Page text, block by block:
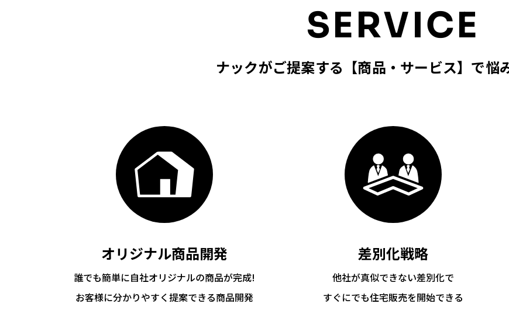
SERVICE
ナックがご提案する【商品・サービス】で悩
オリジナル商品開発
誰でも簡単に自社オリジナルの商品が完成!
お客様に分かりやすく提案できる商品開発
差別化戦略
他社が真似できない差別化で
すぐにでも住宅販売を開始できる